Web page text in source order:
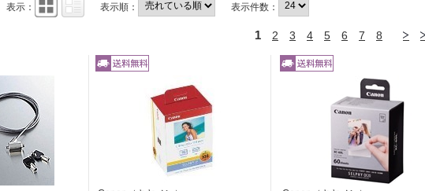
表示： 表示順： 表示件数：
1 2 3 4 5 6 7 8